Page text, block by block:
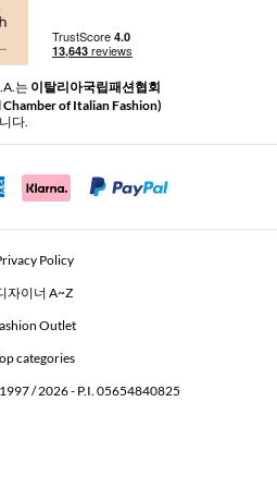
는 이탈리아국립패션협회
of Italian Fashion)
다.
Policy
자이너 A~Z
Outlet
categories
/ 2026 - P.I. 05654840825